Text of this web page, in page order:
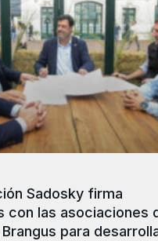
Sadosky firma
con las asociaciones
para